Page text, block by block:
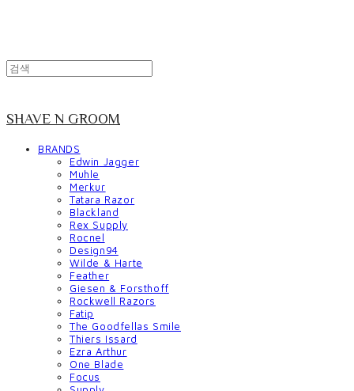
SHAVE N GROOM
BRANDS
Edwin Jagger
Muhle
Merkur
Tatara Razor
Blackland
Rex Supply
Rocnel
Design94
Wilde & Harte
Feather
Giesen & Forsthoff
Rockwell Razors
Fatip
The Goodfellas Smile
Thiers Issard
Ezra Arthur
One Blade
Focus